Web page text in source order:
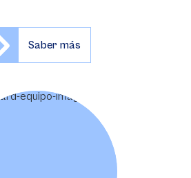
Saber más